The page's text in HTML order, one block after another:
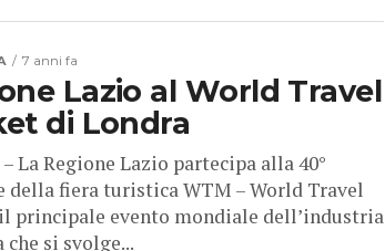
7 anni fa
Lazio al World Travel
di Londra
La Regione Lazio partecipa alla 40°
della fiera turistica WTM – World Travel
principale evento mondiale dell’industria
si svolge...